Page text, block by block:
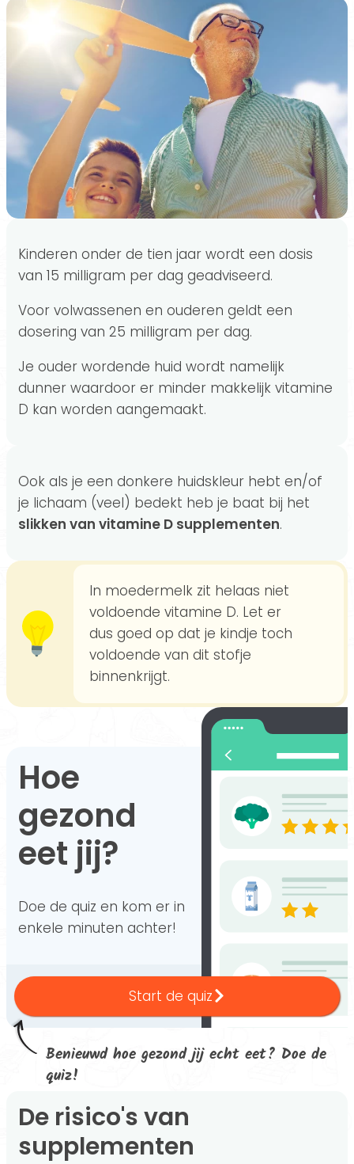
Kinderen onder de tien jaar wordt een dosis
van 15 milligram per dag geadviseerd.
Voor volwassenen en ouderen geldt een
dosering van 25 milligram per dag.
Je ouder wordende huid wordt namelijk
dunner waardoor er minder makkelijk vitamine
D kan worden aangemaakt.
Ook als je een donkere huidskleur hebt en/of
je lichaam (veel) bedekt heb je baat bij het
slikken van vitamine D supplementen.
In moedermelk zit helaas niet
voldoende vitamine D. Let er
dus goed op dat je kindje toch
voldoende van dit stofje
binnenkrijgt.
Benieuwd hoe gezond jij echt eet? Doe de
quiz!
Hoe
gezond
eet jij?
Doe de quiz en kom er in
enkele minuten achter!
Start de quiz
De risico's van
supplementen